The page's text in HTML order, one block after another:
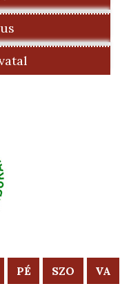
PÉ SZO VA